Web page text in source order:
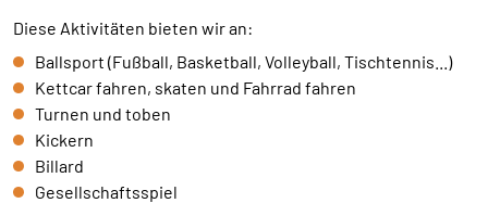
Diese Aktivitäten bieten wir an:
Ballsport (Fußball, Basketball, Volleyball, Tischtennis...)
Kettcar fahren, skaten und Fahrrad fahren
Turnen und toben
Kickern
Billard
Gesellschaftsspiel
Name:
__cfruid
Berlin
Zweck: